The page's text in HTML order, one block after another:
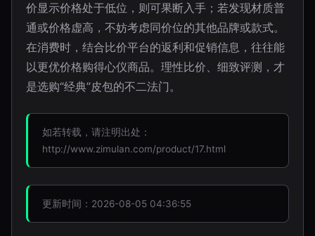
价显示价格处于低位，则可果断入手；若发现材质普
通或价格虚高，不妨考虑同价位的其他品牌或款式。
在消费时，结合比价平台的返利和促销信息，往往能
以更优价格购得心仪商品。理性比价、细致评测，才
是选购“经典”皮包的不二法门。
如若转载，请注明出处：
http://www.zimulan.com/product/17.html
更新时间：2026-08-05 04:36:55